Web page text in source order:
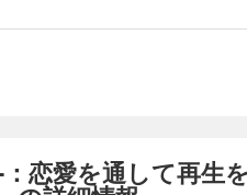
誤解を晴らせないまま気まずい日々
信じきれず、不安に揺れる妻。
恋愛を通して再生